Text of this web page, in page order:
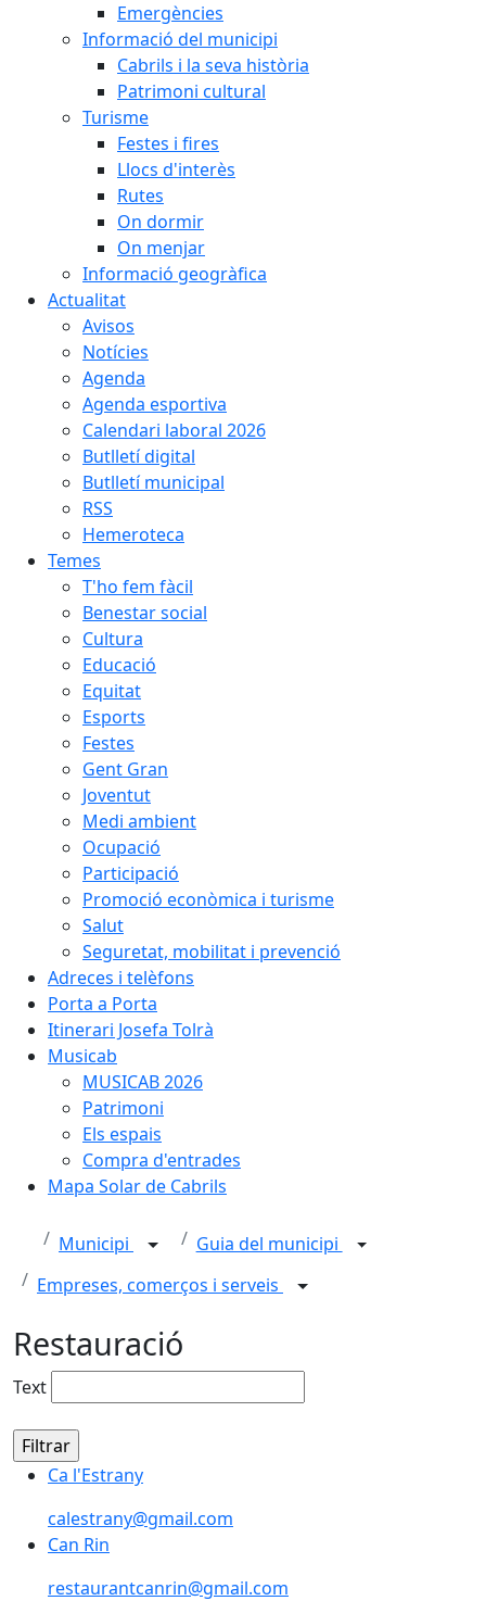
Emergències
Informació del municipi
Cabrils i la seva història
Patrimoni cultural
Turisme
Festes i fires
Llocs d'interès
Rutes
On dormir
On menjar
Informació geogràfica
Actualitat
Avisos
Notícies
Agenda
Agenda esportiva
Calendari laboral 2026
Butlletí digital
Butlletí municipal
RSS
Hemeroteca
Temes
T'ho fem fàcil
Benestar social
Cultura
Educació
Equitat
Esports
Festes
Gent Gran
Joventut
Medi ambient
Ocupació
Participació
Promoció econòmica i turisme
Salut
Seguretat, mobilitat i prevenció
Adreces i telèfons
Porta a Porta
Itinerari Josefa Tolrà
Musicab
MUSICAB 2026
Patrimoni
Els espais
Compra d'entrades
Mapa Solar de Cabrils
Municipi
Guia del municipi
Empreses, comerços i serveis
Restauració
Text
Ca l'Estrany
calestrany@gmail.com
Can Rin
restaurantcanrin@gmail.com